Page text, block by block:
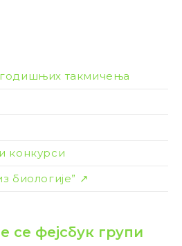
такмичења
конкурси
биологије” ↗
се фејсбук групи